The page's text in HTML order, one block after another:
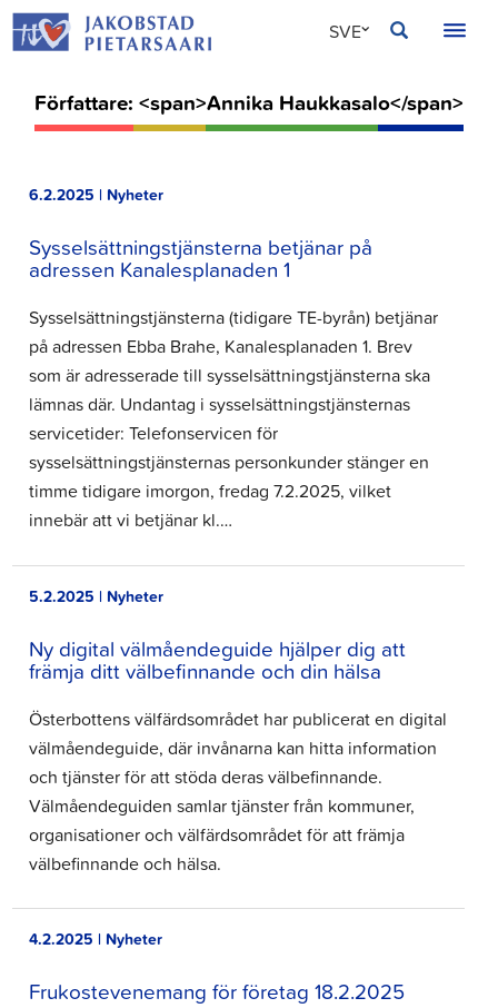
Hoppa
till
SVE
ENG
Författare: <span>Annika Haukkasalo</span>
6.2.2025 | Nyheter
Sysselsättningstjänsterna betjänar på
adressen Kanalesplanaden 1
Sysselsättningstjänsterna (tidigare TE-byrån) betjänar
på adressen Ebba Brahe, Kanalesplanaden 1. Brev
som är adresserade till sysselsättningstjänsterna ska
lämnas där. Undantag i sysselsättningstjänsternas
servicetider: Telefonservicen för
sysselsättningstjänsternas personkunder stänger en
timme tidigare imorgon, fredag 7.2.2025, vilket
innebär att vi betjänar kl.…
5.2.2025 | Nyheter
Ny digital välmåendeguide hjälper dig att
främja ditt välbefinnande och din hälsa
Österbottens välfärdsområdet har publicerat en digital
välmåendeguide, där invånarna kan hitta information
och tjänster för att stöda deras välbefinnande.
Välmåendeguiden samlar tjänster från kommuner,
organisationer och välfärdsområdet för att främja
välbefinnande och hälsa.
4.2.2025 | Nyheter
Frukostevenemang för företag 18.2.2025